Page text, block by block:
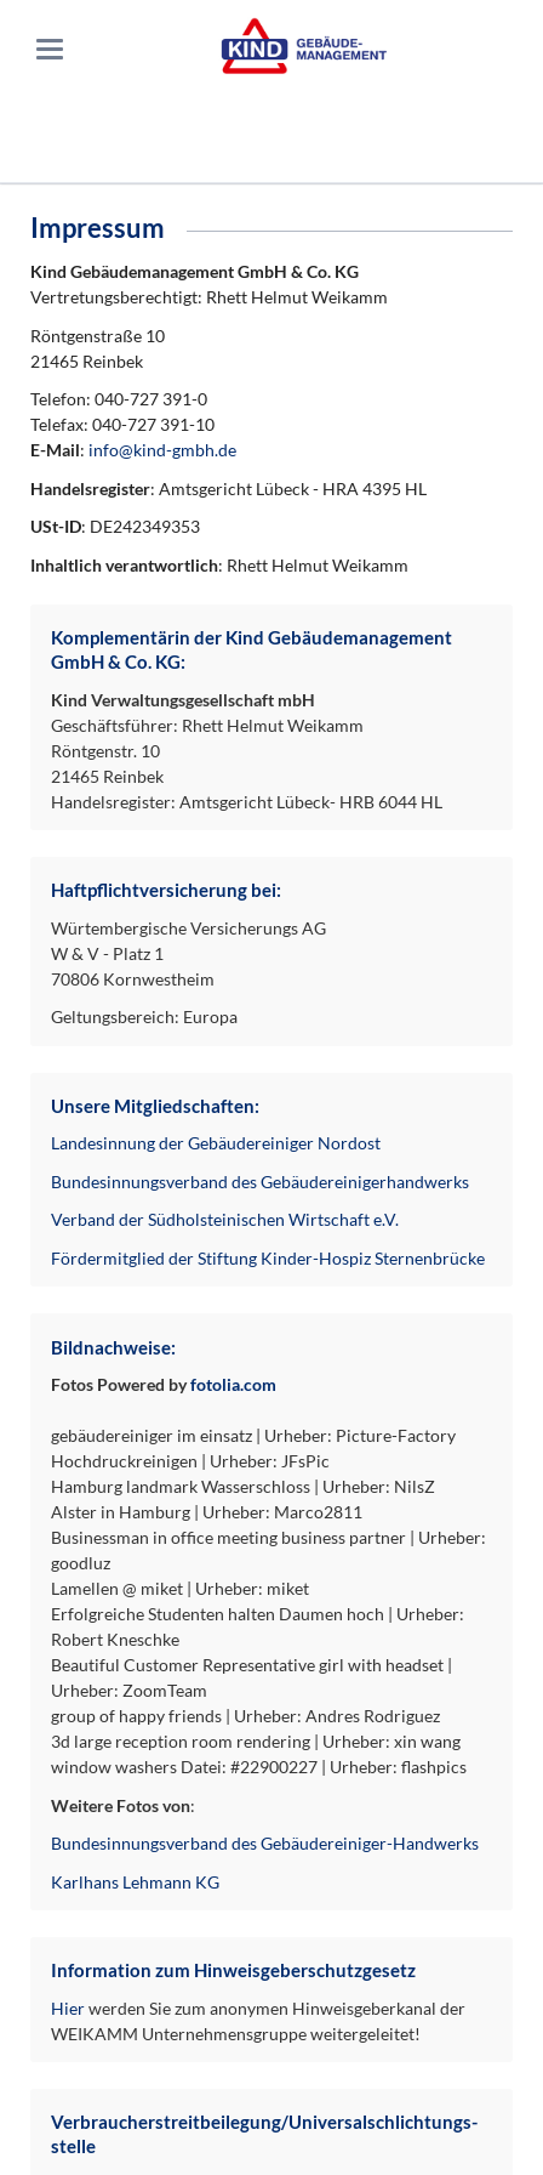
Impressum
Kind Gebäudemanagement GmbH & Co. KG
Vertretungsberechtigt: Rhett Helmut Weikamm
Röntgenstraße 10
21465 Reinbek
Telefon: 040-727 391-0
Telefax: 040-727 391-10
E-Mail: info@kind-gmbh.de
Handelsregister: Amtsgericht Lübeck - HRA 4395 HL
USt-ID: DE242349353
Inhaltlich verantwortlich: Rhett Helmut Weikamm
Komplementärin der Kind Gebäudemanagement
GmbH & Co. KG:
Kind Verwaltungsgesellschaft mbH
Geschäftsführer: Rhett Helmut Weikamm
Röntgenstr. 10
21465 Reinbek
Handelsregister: Amtsgericht Lübeck- HRB 6044 HL
Haftpflichtversicherung bei:
Würtembergische Versicherungs AG
W & V - Platz 1
70806 Kornwestheim
Geltungsbereich: Europa
Unsere Mitgliedschaften:
Landesinnung der Gebäudereiniger Nordost
Bundesinnungsverband des Gebäudereinigerhandwerks
Verband der Südholsteinischen Wirtschaft e.V.
Fördermitglied der Stiftung Kinder-Hospiz Sternenbrücke
Bildnachweise:
Fotos Powered byfotolia.com
gebäudereiniger im einsatz | Urheber: Picture-Factory
Hochdruckreinigen | Urheber: JFsPic
Hamburg landmark Wasserschloss | Urheber: NilsZ
Alster in Hamburg | Urheber: Marco2811
Businessman in office meeting business partner | Urheber:
goodluz
Lamellen @ miket | Urheber: miket
Erfolgreiche Studenten halten Daumen hoch | Urheber:
Robert Kneschke
Beautiful Customer Representative girl with headset |
Urheber: ZoomTeam
group of happy friends | Urheber: Andres Rodriguez
3d large reception room rendering | Urheber: xin wang
window washers Datei: #22900227 | Urheber: flashpics
Weitere Fotos von:
Bundesinnungsverband des Gebäudereiniger-Handwerks
Karlhans Lehmann KG
Information zum Hinweisgeberschutzgesetz
Hierwerden Sie zum anonymen Hinweisgeberkanal der
WEIKAMM Unternehmensgruppe weitergeleitet!
Verbraucher­streit­beilegung/Universal­schlichtungs­
stelle